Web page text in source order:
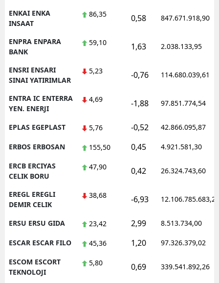
ENKAI ENKA
INSAAT
86,35 0,58 847.671.918,90
ENPRA ENPARA
BANK
59,10 1,63 2.038.133,95
ENSRI ENSARI
SINAI YATIRIMLAR
5,23 -0,76 114.680.039,61
ENTRA IC ENTERRA
YEN. ENERJI
4,69 -1,88 97.851.774,54
EPLAS EGEPLAST 5,76 -0,52 42.866.095,87
ERBOS ERBOSAN 155,50 0,45 4.921.581,30
ERCB ERCIYAS
CELIK BORU
47,90 0,42 26.324.743,60
EREGL EREGLI
DEMIR CELIK
38,68 -6,93 12.106.785.683,20
ERSU ERSU GIDA 23,42 2,99 8.513.734,00
ESCAR ESCAR FILO 45,36 1,20 97.326.379,02
ESCOM ESCORT
TEKNOLOJI
5,80 0,69 339.541.892,26